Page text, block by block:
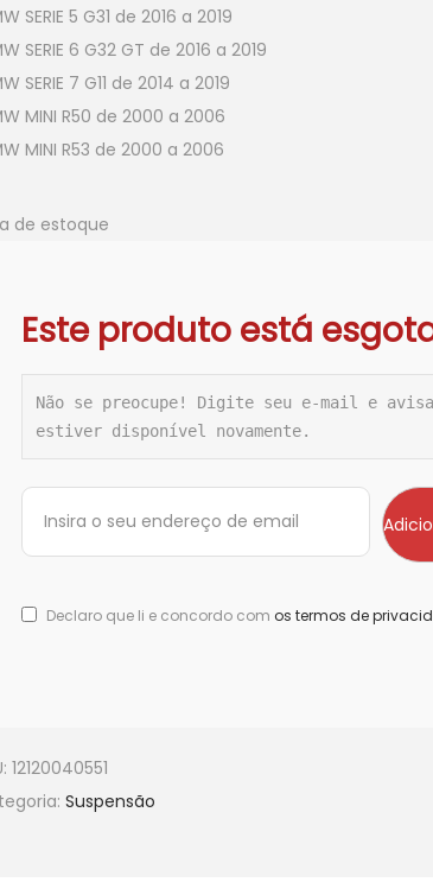
SERIE 5 G31 de 2016 a 2019
SERIE 6 G32 GT de 2016 a 2019
SERIE 7 G11 de 2014 a 2019
MINI R50 de 2000 a 2006
MINI R53 de 2000 a 2006
de estoque
Este produto está
Não se preocupe! Digite seu e-mail e
estiver disponível novamente.
Declaro que li e concordo com os termos de
12120040551
Suspensão